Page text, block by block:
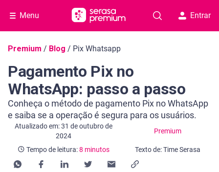
Menu Entrar
Navegação do blog
Premium / Blog / Pix Whatsapp
Pagamento Pix no
WhatsApp: passo a passo
Conheça o método de pagamento Pix no WhatsApp
e saiba se a operação é segura para os usuários.
Atualizado em: 31 de outubro de
2024
Premium
Categoria Premium
Tempo de leitura:8 minutos
Tempo de leitura: 8 minutos
Texto de: Time Serasa